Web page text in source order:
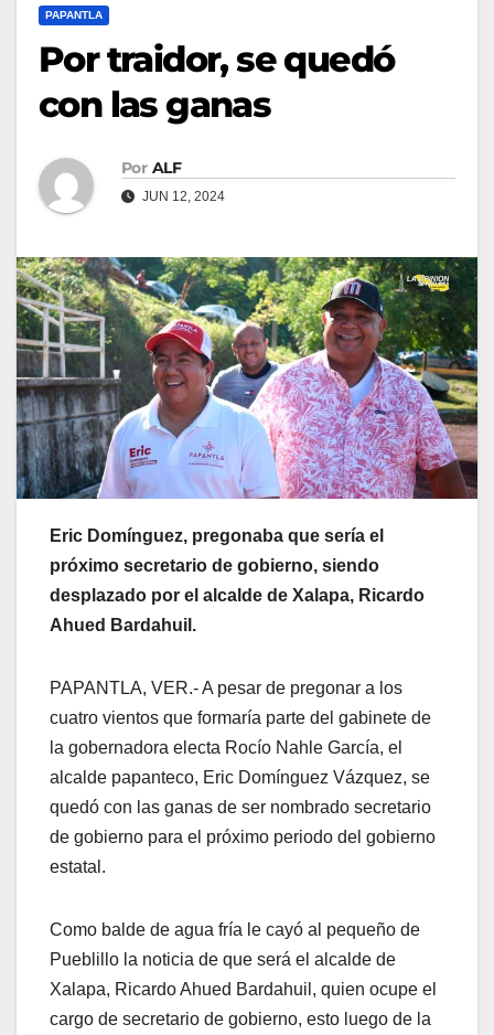
PAPANTLA
Por traidor, se quedó
con las ganas
Por ALF
JUN 12, 2024
Eric Domínguez, pregonaba que sería el
próximo secretario de gobierno, siendo
desplazado por el alcalde de Xalapa, Ricardo
Ahued Bardahuil.
PAPANTLA, VER.- A pesar de pregonar a los
cuatro vientos que formaría parte del gabinete de
la gobernadora electa Rocío Nahle García, el
alcalde papanteco, Eric Domínguez Vázquez, se
quedó con las ganas de ser nombrado secretario
de gobierno para el próximo periodo del gobierno
estatal.
Como balde de agua fría le cayó al pequeño de
Pueblillo la noticia de que será el alcalde de
Xalapa, Ricardo Ahued Bardahuil, quien ocupe el
cargo de secretario de gobierno, esto luego de la